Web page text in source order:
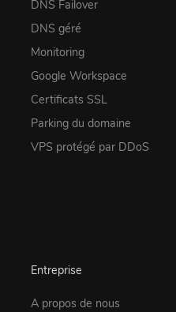
DNS Failover
DNS géré
Monitoring
Google Workspace
Certificats SSL
Parking du domaine
VPS protégé par DDoS
Entreprise
A propos de nous